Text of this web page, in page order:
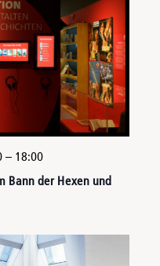
Bann der Hexen und
– 18:00